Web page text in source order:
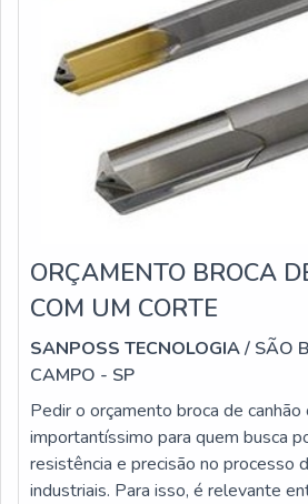
ORÇAMENTO BROCA
COM UM CORTE
SANPOSS TECNOLOGIA/ SÃO
CAMPO - SP
Pedir o orçamento broca de
importantíssimo para quem busca
resistência e precisão no processo
industriais. Para isso, é relevante